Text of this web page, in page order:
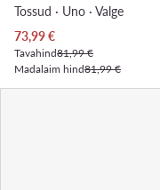
Tossud · Uno · Valge
Praegune hind
73,99€
Tavahind81,99 €
Madalaim hind81,99 €